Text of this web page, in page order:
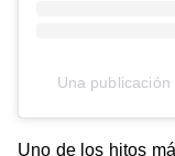
Una
Uno de los hitos